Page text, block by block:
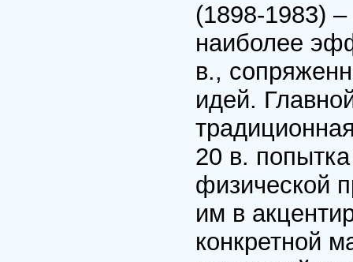
(1898-1983)
наиболее
в.,
идей.
20 в.
физической
им в
конкретной